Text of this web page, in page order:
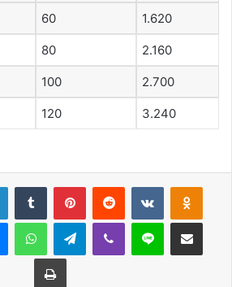
60 1.620
80 2.160
100 2.700
120 3.240
LinkedInTumblr PinterestReddit VKontakte
MessengerWhatsAppTelegramViber Line E-Posta ile
Yazdır